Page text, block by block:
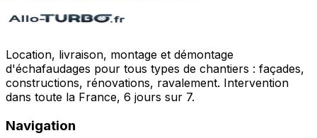
Location, livraison, montage et démontage
d'échafaudages pour tous types de chantiers : façades,
constructions, rénovations, ravalement. Intervention
dans toute la France, 6 jours sur 7.
Navigation